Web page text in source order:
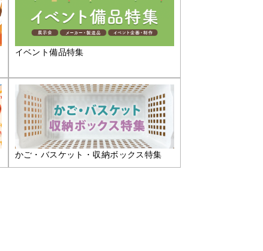
イベント備品特集
かご・バスケット・収納ボックス特集